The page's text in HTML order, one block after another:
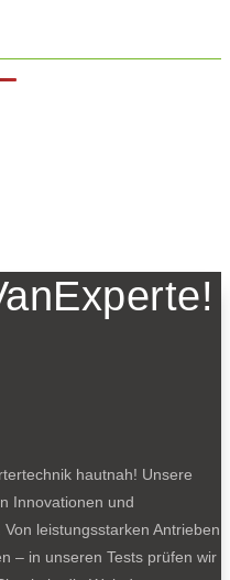
hautnah! Unsere
Innovationen und
leistungsstarken Antrieben
– in unseren Tests prüfen wir